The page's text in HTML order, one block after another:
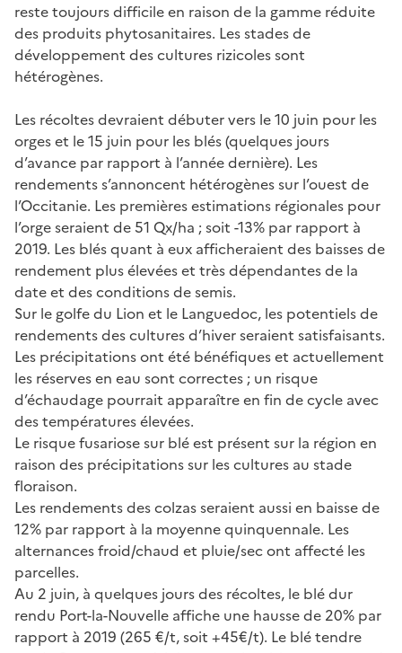
reste toujours difficile en raison de la gamme réduite
des produits phytosanitaires. Les stades de
développement des cultures rizicoles sont
hétérogènes.
Les récoltes devraient débuter vers le 10 juin pour les
orges et le 15 juin pour les blés (quelques jours
d’avance par rapport à l’année dernière). Les
rendements s’annoncent hétérogènes sur l’ouest de
l’Occitanie. Les premières estimations régionales pour
l’orge seraient de 51 Qx/ha ; soit -13% par rapport à
2019. Les blés quant à eux afficheraient des baisses de
rendement plus élevées et très dépendantes de la
date et des conditions de semis.
Sur le golfe du Lion et le Languedoc, les potentiels de
rendements des cultures d’hiver seraient satisfaisants.
Les précipitations ont été bénéfiques et actuellement
les réserves en eau sont correctes ; un risque
d’échaudage pourrait apparaître en fin de cycle avec
des températures élevées.
Le risque fusariose sur blé est présent sur la région en
raison des précipitations sur les cultures au stade
floraison.
Les rendements des colzas seraient aussi en baisse de
12% par rapport à la moyenne quinquennale. Les
alternances froid/chaud et pluie/sec ont affecté les
parcelles.
Au 2 juin, à quelques jours des récoltes, le blé dur
rendu Port-la-Nouvelle affiche une hausse de 20% par
rapport à 2019 (265 €/t, soit +45€/t). Le blé tendre